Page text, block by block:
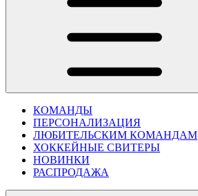
КОМАНДЫ
ПЕРСОНАЛИЗАЦИЯ
ЛЮБИТЕЛЬСКИМ КОМАНДАМ
ХОККЕЙНЫЕ СВИТЕРЫ
НОВИНКИ
РАСПРОДАЖА